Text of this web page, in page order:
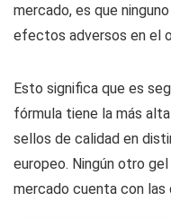
mercado, es que
efectos adversos en el
Esto significa que es
fórmula tiene la más
sellos de calidad en
europeo. Ningún otro
mercado cuenta con las